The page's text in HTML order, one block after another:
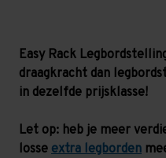
legbordniveaus
-
130
kg
legbordniveaus
-
130
kg
Easy Rack
draagkracht dan
in dezelfde prijsklasse!
Let op: heb je meer
losse extra legborden